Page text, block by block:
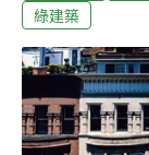
表，昨日齊聚
運副總陳厚儒
議」（SBTi）
築低碳轉型迫
聯合國環境規
綠建築